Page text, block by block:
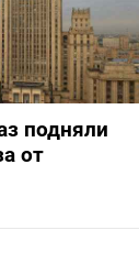
подняли
от